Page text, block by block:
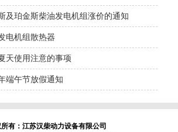
及珀金斯柴油发电机组涨价的通知
电机组散热器
天使用注意的事项
端午节放假通知
有：江苏汉柴动力设备有限公司